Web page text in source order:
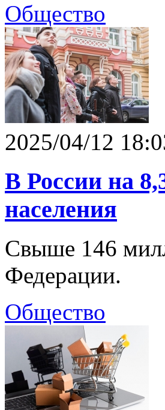
Общество
2025/04/12
В России на
населения
Свыше 146
Федерации.
Общество